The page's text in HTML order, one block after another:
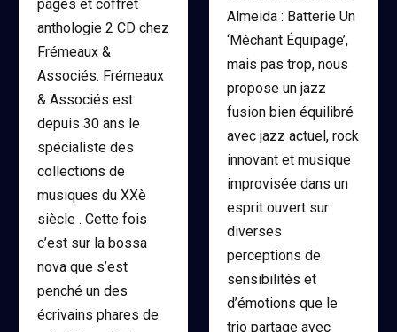
pages et coffret
anthologie 2 CD chez
Frémeaux &
Associés. Frémeaux
& Associés est
depuis 30 ans le
spécialiste des
collections de
musiques du XXè
siècle . Cette fois
c’est sur la bossa
nova que s’est
penché un des
écrivains phares de
Almeida : Batterie Un
‘Méchant Équipage’,
mais pas trop, nous
propose un jazz
fusion bien équilibré
avec jazz actuel, rock
innovant et musique
improvisée dans un
esprit ouvert sur
diverses
perceptions de
sensibilités et
d’émotions que le
trio partage avec